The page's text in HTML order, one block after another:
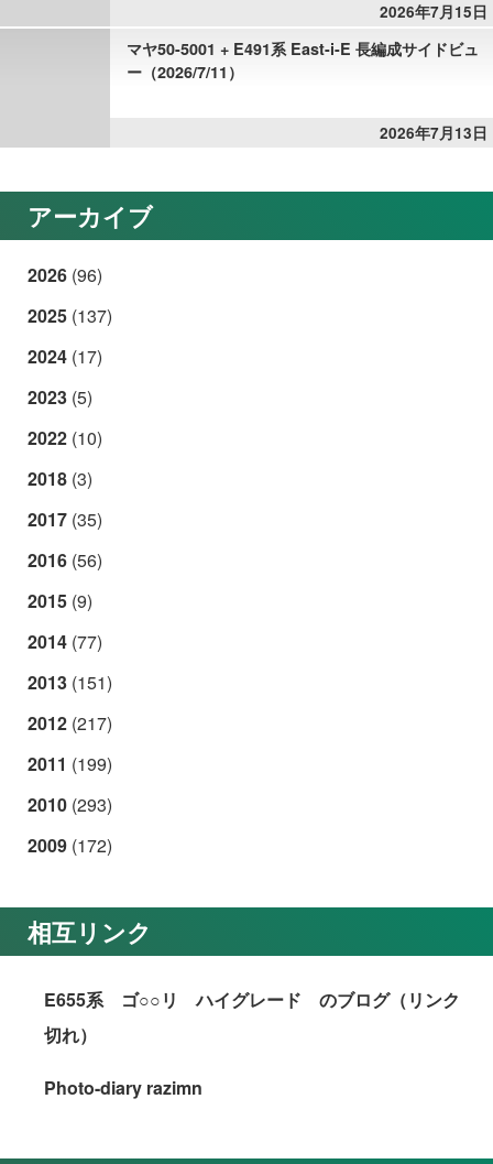
2026年7月15日
マヤ50-5001 + E491系 East-i-E 長編成サイドビュ
ー（2026/7/11）
2026年7月13日
アーカイブ
2026 (96)
2025 (137)
2024 (17)
2023 (5)
2022 (10)
2018 (3)
2017 (35)
2016 (56)
2015 (9)
2014 (77)
2013 (151)
2012 (217)
2011 (199)
2010 (293)
2009 (172)
相互リンク
E655系 ゴ○○リ ハイグレード のブログ（リンク
切れ）
Photo-diary razimn